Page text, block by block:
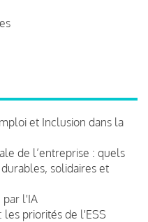
et Inclusion dans la
de l’entreprise : quels
solidaires et
par l'IA
priorités de l'ESS